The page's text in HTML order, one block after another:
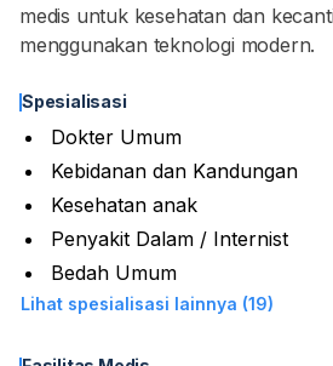
medis untuk kesehatan dan
menggunakan teknologi modern.
Spesialisasi
Dokter Umum
Kebidanan dan Kandungan
Kesehatan anak
Penyakit Dalam / Internist
Bedah Umum
Lihat spesialisasi lainnya (19)